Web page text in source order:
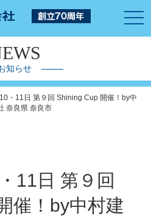
知らせ
・11日 第９回 Shining Cup 開催！by中
奈良県 奈良市
11日 第９回
催！by中村建